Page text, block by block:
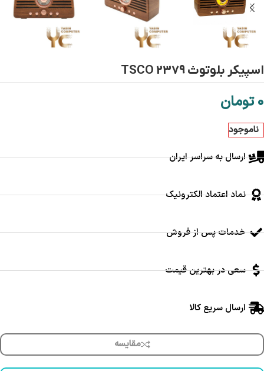
اسپیکر بلوتوث TSCO 2379
0 تومان
ناموجود
ارسال به سراسر ایران
نماد اعتماد الکترونیک
خدمات پس از فروش
سعی در بهترین قیمت
ارسال سریع کالا
مقایسه